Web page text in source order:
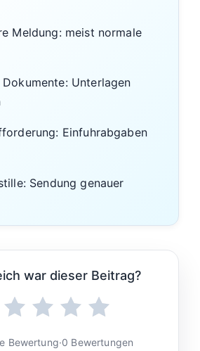
Meldung: meist normale
Unterlagen
Einfuhrabgaben
Sendung genauer
war dieser Beitrag?
Bewertung·0 Bewertungen